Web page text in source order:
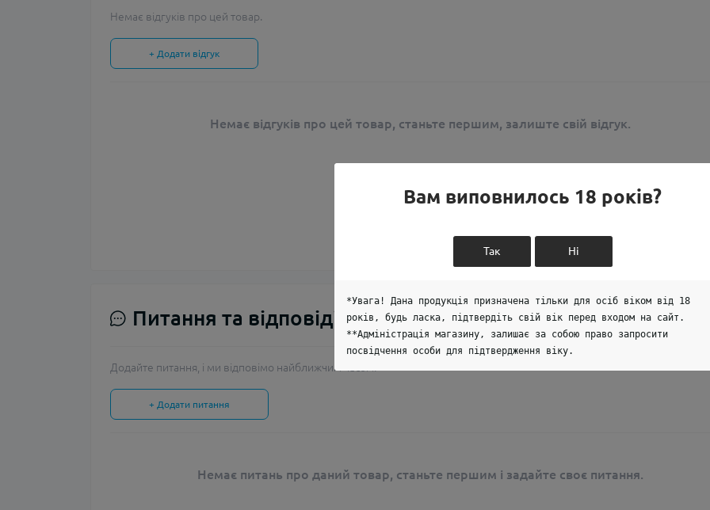
Немає відгуків про цей товар.
+ Додати відгук
Немає відгуків про цей товар, станьте першим, залиште свій відгук.
Питання та відповіді
Додайте питання, і ми відповімо найближчим часом.
+ Додати питання
Немає питань про даний товар, станьте першим і задайте своє питання.
Вам виповнилось 18 років?
Так Ні
*Увага! Дана продукція призначена тільки для осіб віком від 18
років, будь ласка, підтвердіть свій вік перед входом на сайт.
**Адміністрація магазину, залишає за собою право запросити
посвідчення особи для підтвердження віку.